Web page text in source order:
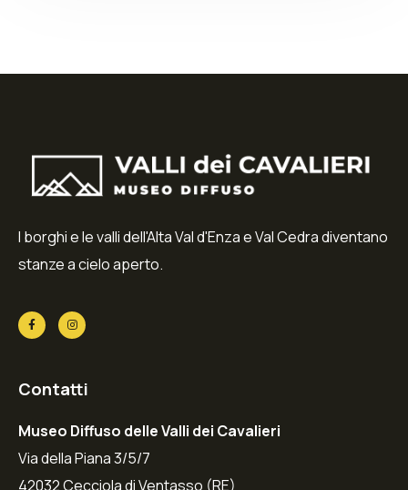
I borghi e le valli dell'Alta Val d'Enza e Val Cedra diventano
stanze a cielo aperto.
Contatti
Museo Diffuso delle Valli dei Cavalieri
Via della Piana 3/5/7
42032 Cecciola di Ventasso (RE)